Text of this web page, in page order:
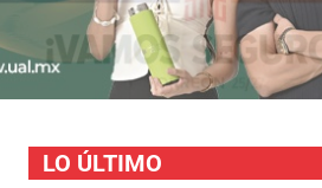
LO ÚLTIMO